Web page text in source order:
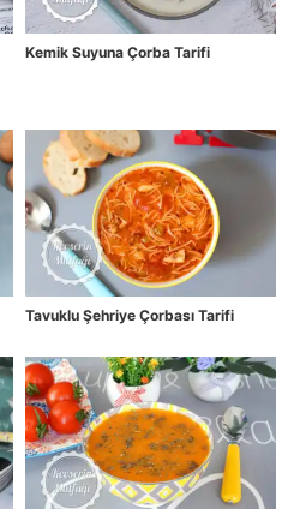
Kemik Suyuna Çorba Tarifi
Tavuklu Şehriye Çorbası Tarifi